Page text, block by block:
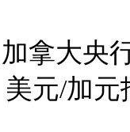
拿大央
元/加元